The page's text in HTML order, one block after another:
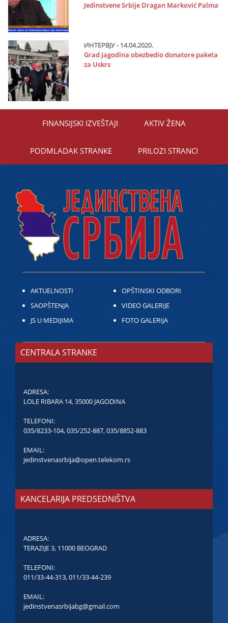
Јedinstvene Srbiјe Dragan Marković Palma
ИНТЕРВЈУ - 14.04.2020.
Grad Јagodina obezbedio donatore paketa
za Uskrs
FINANSIЈSKI IZVEŠTAЈI AKTIV ŽENA
PODMLADAK STRANKE PRILOZI STRANCI
AKTUELNOSTI
SAOPŠTENJA
JS U MEDIJIMA
OPŠTINSKI ODBORI
VIDEO GALERIJE
FOTO GALERIJA
CENTRALA STRANKE
ADRESA:
LOLE RIBARA 14, 35000 JAGODINA
TELEFONI:
035/8233-104,035/252-887,035/8852-883
EMAIL:
jedinstvenasrbija@open.telekom.rs
KANCELARIJA PREDSEDNIŠTVA
ADRESA:
TERAZIJE 3, 11000 BEOGRAD
TELEFONI:
011/33-44-313,011/33-44-239
EMAIL:
jedinstvenasrbijabg@gmail.com